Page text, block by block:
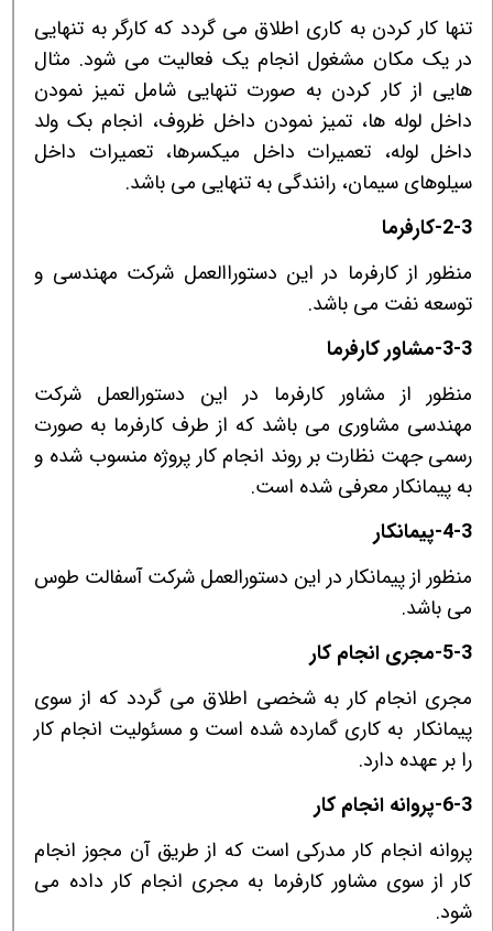
تنها کار کردن به کاری اطلاق می گردد که کارگر به تنهایی
در یک مکان مشغول انجام یک فعالیت می شود. مثال
هایی از کار کردن به صورت تنهایی شامل تمیز نمودن
داخل لوله ها، تمیز نمودن داخل ظروف، انجام بک ولد
داخل لوله، تعمیرات داخل میکسرها، تعمیرات داخل
سیلوهای سیمان، رانندگی به تنهایی می باشد.
2-3-کارفرما
منظور از کارفرما در این دستوراالعمل شرکت مهندسی و
توسعه نفت می باشد.
3-3-مشاور کارفرما
منظور از مشاور کارفرما در این دستورالعمل شرکت
مهندسی مشاوری می باشد که از طرف کارفرما به صورت
رسمی جهت نظارت بر روند انجام کار پروژه منسوب شده و
به پیمانکار معرفی شده است.
4-3-پیمانکار
منظور از پیمانکار در این دستورالعمل شرکت آسفالت طوس
می باشد.
5-3-مجری انجام کار
مجری انجام کار به شخصی اطلاق می گردد که از سوی
پیمانکار به کاری گمارده شده است و مسئولیت انجام کار
را بر عهده دارد.
6-3-پروانه انجام کار
پروانه انجام کار مدرکی است که از طریق آن مجوز انجام
کار از سوی مشاور کارفرما به مجری انجام کار داده می
شود.